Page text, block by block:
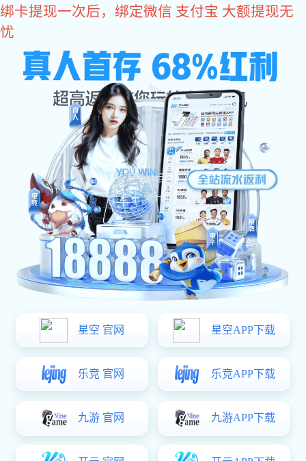
亿万28
亿万28 产品中心
光电耦合器
IGBT隔离驱动
IGBT光耦系列 OR-3120
OR-3120
IGBT驱动光耦
具有MOSFET高输入阻抗和GTR低导通压降特性提供隔离反馈